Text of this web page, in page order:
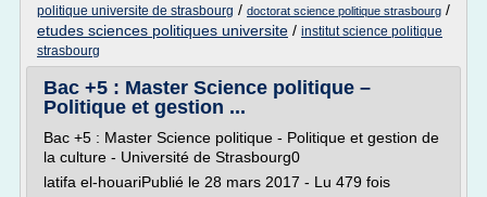
politique universite de strasbourg / doctorat science politique strasbourg /
etudes sciences politiques universite / institut science politique
strasbourg
Bac +5 : Master Science politique –
Politique et gestion ...
Bac +5 : Master Science politique - Politique et gestion de
la culture - Université de Strasbourg0
latifa el-houariPublié le 28 mars 2017 - Lu 479 fois